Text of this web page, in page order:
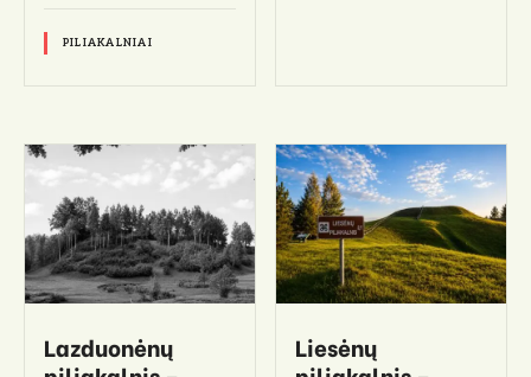
PILIAKALNIAI
Lazduonėnų
Liesėnų